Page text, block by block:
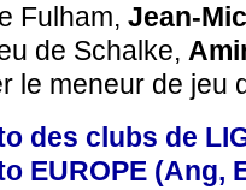
Fulham, Jean-
de Schalke,
le meneur de jeu
des clubs de
EUROPE (Ang,